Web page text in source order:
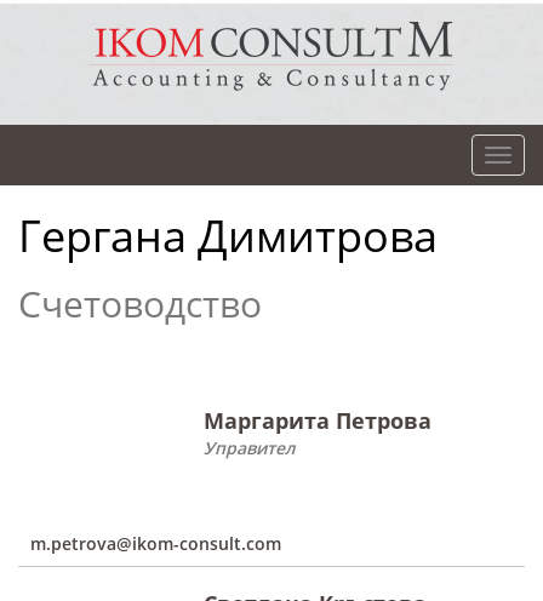
Гергана Димитрова
Счетоводство
Маргарита Петрова
Управител
m.petrova@ikom-consult.com